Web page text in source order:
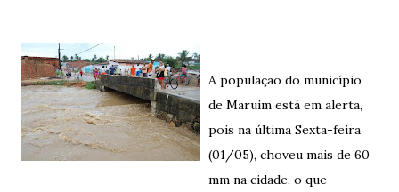
A população do município
de Maruim está em alerta,
pois na última Sexta-feira
(01/05), choveu mais de 60
mm na cidade, o que